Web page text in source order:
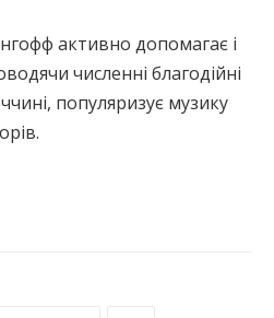
активно допомагає і
численні благодійні
популяризує музику